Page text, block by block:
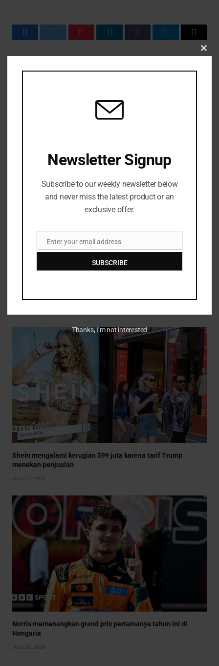
FacebookTwitter PinterestLinkedInTumblr TelegramEmail
Shein mengalami kerugian $99 juta karena tarif Trump
menekan penjualan
JULY 27, 2026
Norris memenangkan grand prix pertamanya tahun ini di
Hongaria
JULY 26, 2026
Newsletter Signup
Subscribe to our weekly newsletter below
and never miss the latest product or an
exclusive offer.
EmailEnter your email address
SUBSCRIBE
Thanks, I’m not interested